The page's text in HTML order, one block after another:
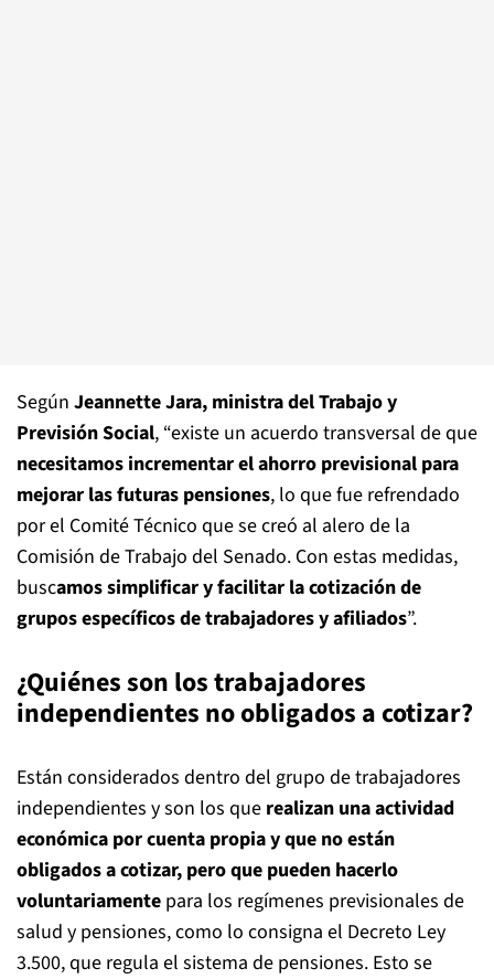
Según Jeannette Jara, ministra del Trabajo y
Previsión Social, “existe un acuerdo transversal de que
necesitamos incrementar el ahorro previsional para
mejorar las futuras pensiones, lo que fue refrendado
por el Comité Técnico que se creó al alero de la
Comisión de Trabajo del Senado. Con estas medidas,
buscamos simplificar y facilitar la cotización de
grupos específicos de trabajadores y afiliados”.
¿Quiénes son los trabajadores
independientes no obligados a cotizar?
Están considerados dentro del grupo de trabajadores
independientes y son los que realizan una actividad
económica por cuenta propia y que no están
obligados a cotizar, pero que pueden hacerlo
voluntariamente para los regímenes previsionales de
salud y pensiones, como lo consigna el Decreto Ley
3.500, que regula el sistema de pensiones. Esto se